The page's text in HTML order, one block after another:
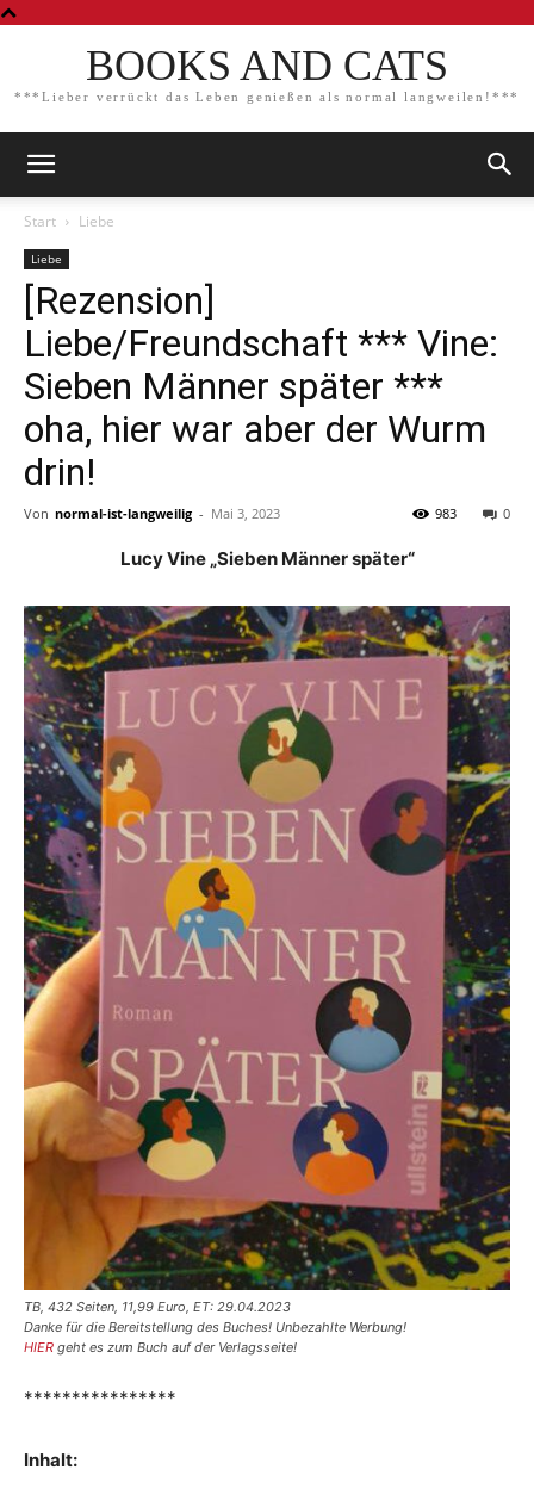
BOOKS AND CATS
***Lieber verrückt das Leben genießen als normal langweilen!***
Start Liebe
Liebe
[Rezension]
Liebe/Freundschaft *** Vine:
Sieben Männer später ***
oha, hier war aber der Wurm
drin!
Von normal-ist-langweilig - Mai 3, 2023 0
983
Lucy Vine „Sieben Männer später“
TB, 432 Seiten, 11,99 Euro, ET: 29.04.2023
Danke für die Bereitstellung des Buches! Unbezahlte Werbung!
HIER geht es zum Buch auf der Verlagsseite!
****************
Inhalt: